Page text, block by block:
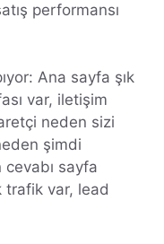
performansı
Ana sayfa şık
var, iletişim
neden sizi
şimdi
cevabı sayfa
trafik var, lead